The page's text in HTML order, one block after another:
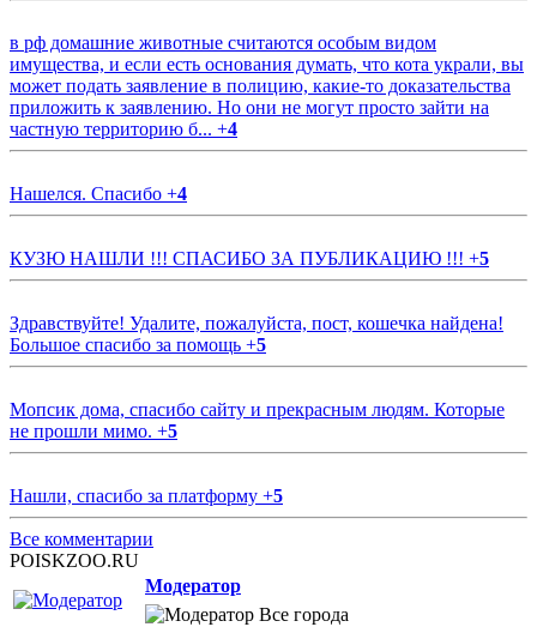
в рф домашние животные считаются особым видом
имущества, и если есть основания думать, что кота украли, вы
может подать заявление в полицию, какие-то доказательства
приложить к заявлению. Но они не могут просто зайти на
частную территорию б... +4
Нашелся. Спасибо +4
КУЗЮ НАШЛИ !!! СПАСИБО ЗА ПУБЛИКАЦИЮ !!! +5
Здравствуйте! Удалите, пожалуйста, пост, кошечка найдена!
Большое спасибо за помощь +5
Мопсик дома, спасибо сайту и прекрасным людям. Которые
не прошли мимо. +5
Нашли, спасибо за платформу +5
Все комментарии
POISKZOO.RU
Модератор
Все города